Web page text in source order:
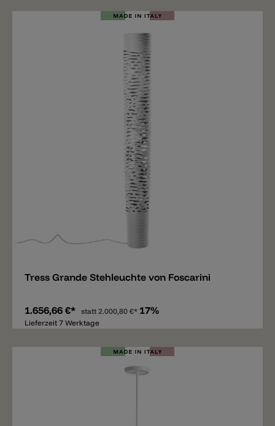
Merken
Tress Grande Stehleuchte von Foscarini
1.656,66 €* statt2.000,80 €* 17%
Lieferzeit 7 Werktage